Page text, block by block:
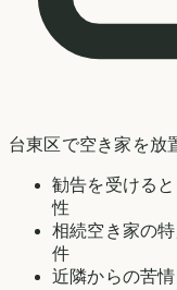
台東区で空き家を放
勧告を受ける
性
相続空き家の
件
近隣からの苦